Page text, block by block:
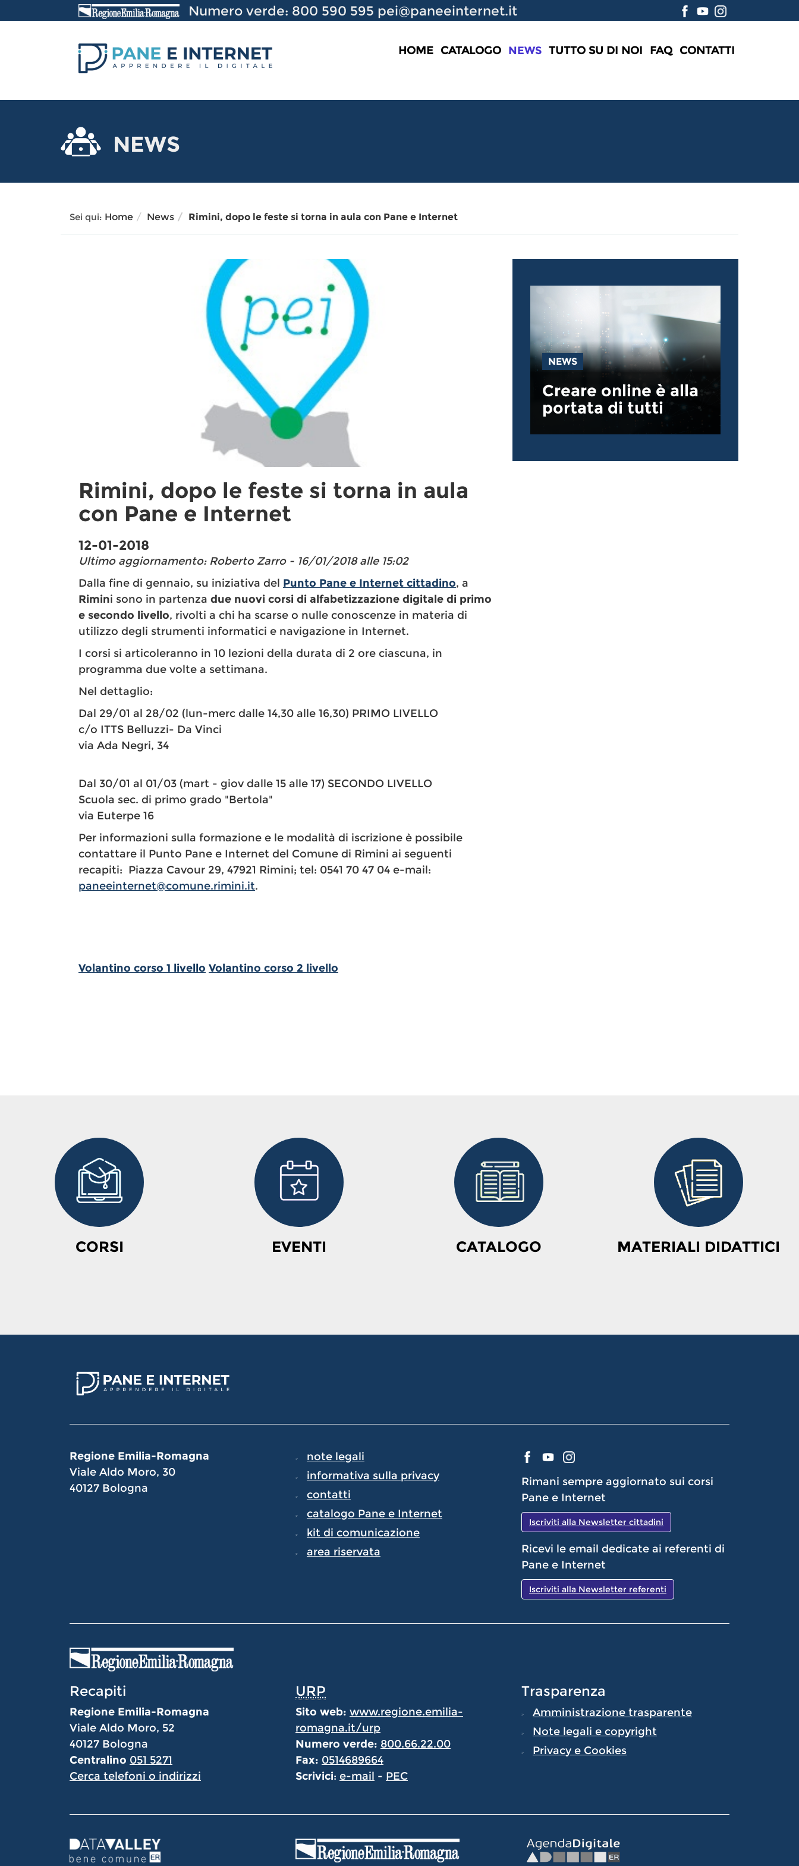
al
Numero verde: 800 590 595 pei@paneeinternet.it
HOME CATALOGO NEWS TUTTO SU DI NOI FAQ CONTATTI
NEWS
Sei qui: Home News Rimini, dopo le feste si torna in aula con Pane e Internet
Rimini, dopo le feste si torna in aula
con Pane e Internet
12-01-2018
Ultimo aggiornamento: Roberto Zarro - 16/01/2018 alle 15:02
Dalla fine di gennaio, su iniziativa del Punto Pane e Internet cittadino, a
Rimini sono in partenza due nuovi corsi di alfabetizzazione digitale di primo
e secondo livello, rivolti a chi ha scarse o nulle conoscenze in materia di
utilizzo degli strumenti informatici e navigazione in Internet.
I corsi si articoleranno in 10 lezioni della durata di 2 ore ciascuna, in
programma due volte a settimana.
Nel dettaglio:
Dal 29/01 al 28/02 (lun-merc dalle 14,30 alle 16,30) PRIMO LIVELLO
c/o ITTS Belluzzi- Da Vinci
via Ada Negri, 34
Dal 30/01 al 01/03 (mart - giov dalle 15 alle 17) SECONDO LIVELLO
Scuola sec. di primo grado "Bertola"
via Euterpe 16
Per informazioni sulla formazione e le modalità di iscrizione è possibile
contattare il Punto Pane e Internet del Comune di Rimini ai seguenti
recapiti: Piazza Cavour 29, 47921 Rimini; tel: 0541 70 47 04 e-mail:
paneeinternet@comune.rimini.it.
Volantino corso 1 livello Volantino corso 2 livello
NEWS
Creare online è alla
portata di tutti
CORSI EVENTI CATALOGO MATERIALI DIDATTICI
Regione Emilia-Romagna
Viale Aldo Moro, 30
40127 Bologna
note legali
informativa sulla privacy
contatti
catalogo Pane e Internet
kit di comunicazione
area riservata
Rimani sempre aggiornato sui corsi
Pane e Internet
Iscriviti alla Newsletter cittadini
Ricevi le email dedicate ai referenti di
Pane e Internet
Iscriviti alla Newsletter referenti
Recapiti
Regione Emilia-Romagna
Viale Aldo Moro, 52
40127 Bologna
Centralino 051 5271
Cerca telefoni o indirizzi
URP
Sito web: www.regione.emilia-
romagna.it/urp
Numero verde: 800.66.22.00
Fax: 0514689664
Scrivici: e-mail - PEC
Trasparenza
Amministrazione trasparente
Note legali e copyright
Privacy e Cookies